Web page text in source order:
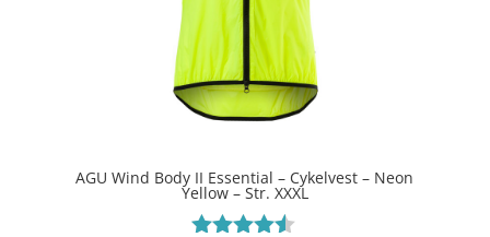
AGU Wind Body II Essential – Cykelvest – Neon
Yellow – Str. XXXL